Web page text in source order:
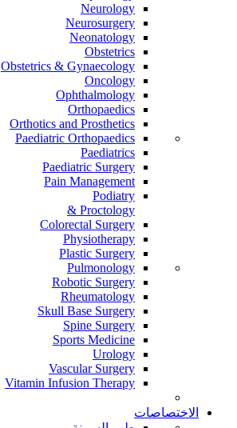
Neurology
Neurosurgery
Neonatology
Obstetrics
Obstetrics & Gynaecology
Oncology
Ophthalmology
Orthopaedics
Orthotics and Prosthetics
Paediatric Orthopaedics
Paediatrics
Paediatric Surgery
Pain Management
Podiatry
Proctology &
Colorectal Surgery
Physiotherapy
Plastic Surgery
Pulmonology
Robotic Surgery
Rheumatology
Skull Base Surgery
Spine Surgery
Sports Medicine
Urology
Vascular Surgery
Vitamin Infusion Therapy
الاختصاصات